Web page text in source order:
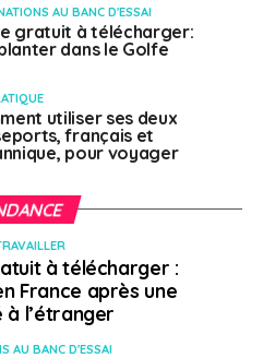
utiles
AU BANC D'ESSAI
gratuit à télécharger:
dans le Golfe
utiliser ses deux
français et
pour voyager
à télécharger :
France après une
l’étranger
AU BANC D'ESSAI